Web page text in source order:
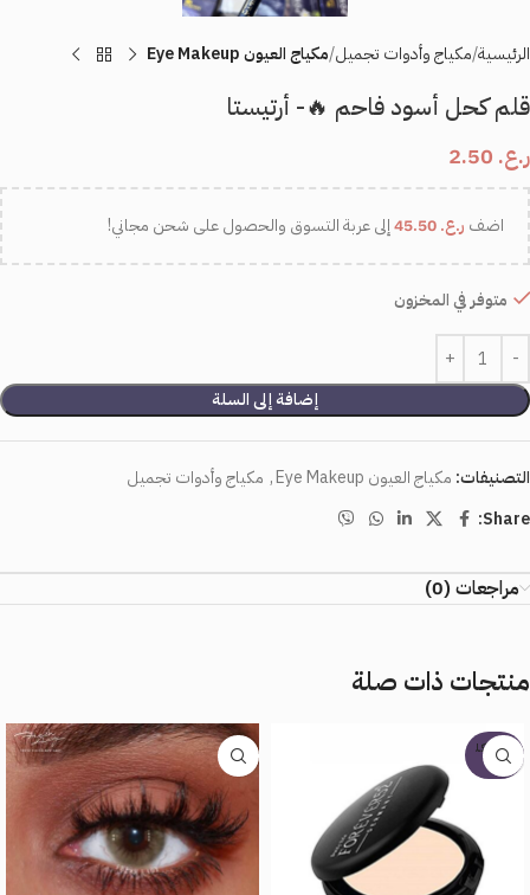
الرئيسية مكياج وأدوات تجميل مكياج العيون Eye Makeup
قلم كحل أسود فاحم 🔥- أرتيستا
ر.ع.
اضف ر.ع. إلى عربة التسوق والحصول على شحن مجاني!
متوفر في المخزون
إضافة إلى السلة
التصنيفات: مكياج العيون Eye Makeup , مكياج وأدوات تجميل
Share:
مراجعات (0)
منتجات ذات صلة
بيعت كل
ها